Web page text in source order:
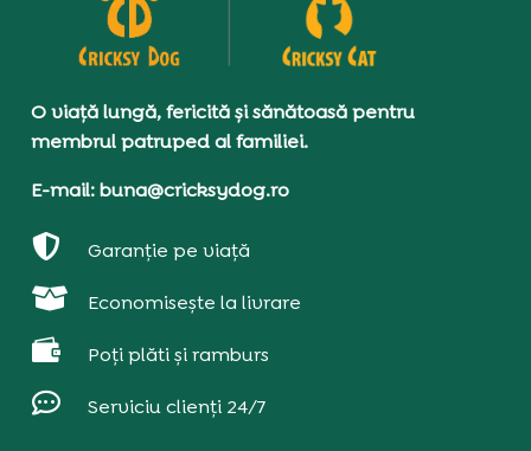
O viață lungă, fericită și sănătoasă pentru
membrul patruped al familiei.
E-mail: buna@cricksydog.ro
 Garanție pe viață
 Economisește la livrare
 Poți plăti și ramburs
 Serviciu clienți 24/7